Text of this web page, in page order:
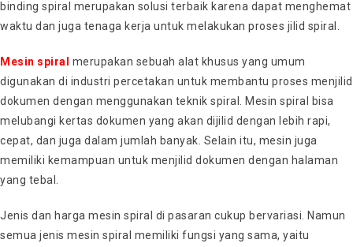
binding spiral merupakan solusi terbaik karena dapat menghemat
waktu dan juga tenaga kerja untuk melakukan proses jilid spiral.
Mesin spiral
merupakan sebuah alat khusus yang umum
digunakan di industri percetakan untuk membantu proses menjilid
dokumen dengan menggunakan teknik spiral.
Mesin spiral
bisa
melubangi kertas dokumen yang akan dijilid dengan lebih rapi,
cepat, dan juga dalam jumlah banyak. Selain itu, mesin juga
memiliki kemampuan untuk menjilid dokumen dengan halaman
yang tebal.
Jenis dan harga mesin spiral di pasaran cukup bervariasi. Namun
semua jenis mesin spiral memiliki fungsi yang sama, yaitu